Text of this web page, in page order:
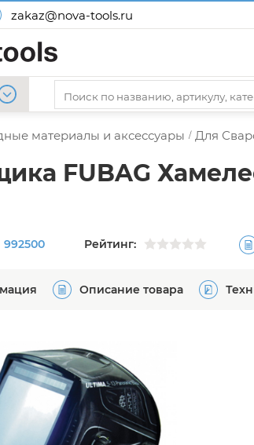
zakaz@nova-tools.ru
материалы и аксессуары / Для
FUBAG
992500 Рейтинг:
Описание товара